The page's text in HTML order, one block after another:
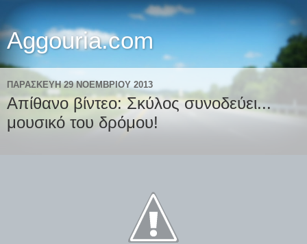
Aggouria.com
ΠΑΡΑΣΚΕΥΉ 29 ΝΟΕΜΒΡΊΟΥ 2013
Απίθανο βίντεο: Σκύλος συνοδεύει...
μουσικό του δρόμου!